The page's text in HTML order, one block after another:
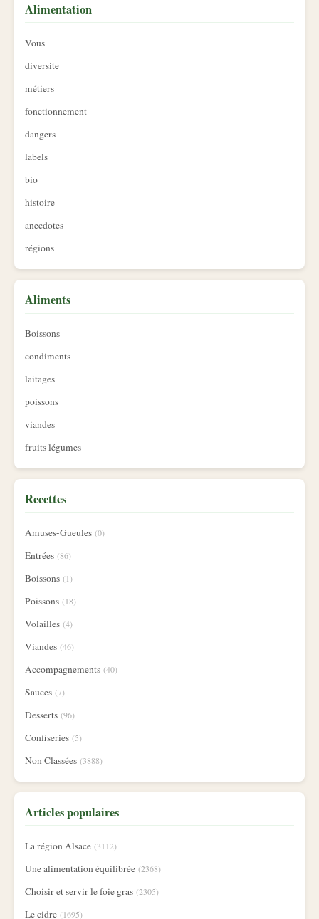
Alimentation
Vous
diversite
métiers
fonctionnement
dangers
labels
bio
histoire
anecdotes
régions
Aliments
Boissons
condiments
laitages
poissons
viandes
fruits légumes
Recettes
Amuses-Gueules (0)
Entrées (86)
Boissons (1)
Poissons (18)
Volailles (4)
Viandes (46)
Accompagnements (40)
Sauces (7)
Desserts (96)
Confiseries (5)
Non Classées (3888)
Articles populaires
La région Alsace (3112)
Une alimentation équilibrée (2368)
Choisir et servir le foie gras (2305)
Le cidre (1695)